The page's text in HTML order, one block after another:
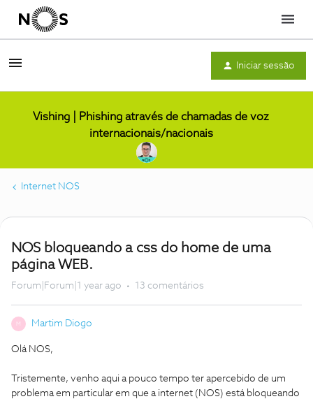
Menu
Iniciar sessão
Vishing | Phishing através de chamadas de voz
internacionais/nacionais
Internet NOS
NOS bloqueando a css do home de uma
página WEB.
Forum|Forum|1 year ago 13 comentários
M Martim Diogo
Olá NOS,
Tristemente, venho aqui a pouco tempo ter apercebido de um
problema em particular em que a internet (NOS) está bloqueando